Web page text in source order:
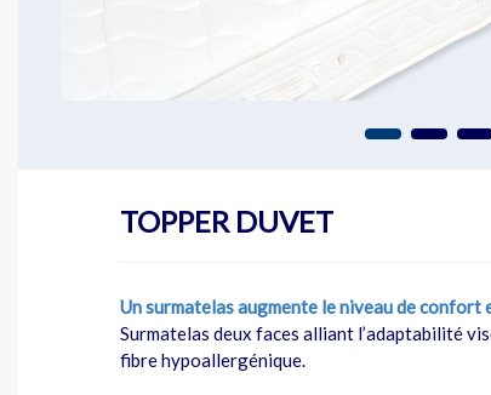
TOPPER DUVET
Un surmatelas augmente le niveau de confort
Surmatelas deux faces alliant l’adaptabilité
fibre hypoallergénique.